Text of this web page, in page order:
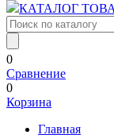
КАТАЛОГ
0
Сравнение
0
Корзина
Главная